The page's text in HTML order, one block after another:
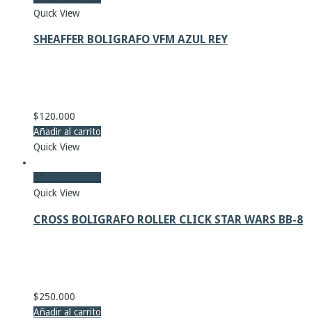
Quick View
SHEAFFER BOLIGRAFO VFM AZUL REY
$120.000
Añadir al carrito
Quick View
Quick View
CROSS BOLIGRAFO ROLLER CLICK STAR WARS BB-8
$250.000
Añadir al carrito